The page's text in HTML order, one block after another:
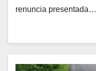
renuncia presentada…